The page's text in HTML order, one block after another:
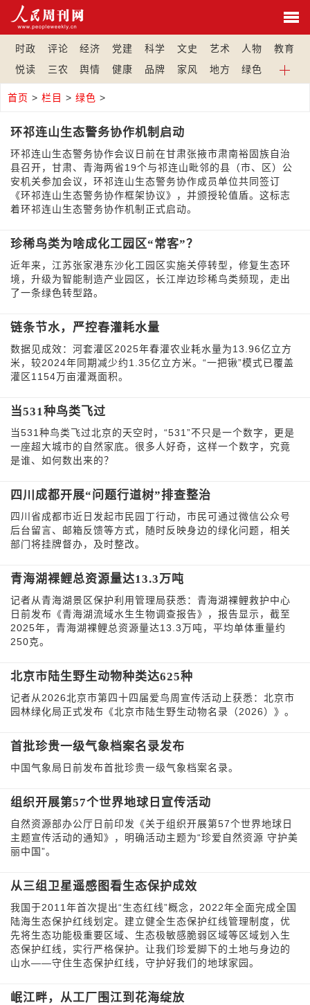
时政 评论 经济 党建 科学 文史 艺术 人物
教育
悦读
三农 舆情 健康 品牌 家风 地方 绿色
首页 > 栏目 > 绿色 >
环祁连山生态警务协作机制启动
环祁连山生态警务协作会议日前在甘肃张掖市肃南裕固族自治
县召开，甘肃、青海两省19个与祁连山毗邻的县（市、区）公
安机关参加会议，环祁连山生态警务协作成员单位共同签订
《环祁连山生态警务协作框架协议》，并颁授轮值盾。这标志
着环祁连山生态警务协作机制正式启动。
珍稀鸟类为啥成化工园区“常客”？
近年来，江苏张家港东沙化工园区实施关停转型，修复生态环
境，升级为智能制造产业园区，长江岸边珍稀鸟类频现，走出
了一条绿色转型路。
链条节水，严控春灌耗水量
数据见成效：河套灌区2025年春灌农业耗水量为13.96亿立方
米，较2024年同期减少约1.35亿立方米。“一把锹”模式已覆盖
灌区1154万亩灌溉面积。
当531种鸟类飞过
当531种鸟类飞过北京的天空时，“531”不只是一个数字，更是
一座超大城市的自然家底。很多人好奇，这样一个数字，究竟
是谁、如何数出来的？
四川成都开展“问题行道树”排查整治
四川省成都市近日发起市民园丁行动，市民可通过微信公众号
后台留言、邮箱反馈等方式，随时反映身边的绿化问题，相关
部门将挂牌督办，及时整改。
青海湖裸鲤总资源量达13.3万吨
记者从青海湖景区保护利用管理局获悉：青海湖裸鲤救护中心
日前发布《青海湖流域水生生物调查报告》，报告显示，截至
2025年，青海湖裸鲤总资源量达13.3万吨，平均单体重量约
250克。
北京市陆生野生动物种类达625种
记者从2026北京市第四十四届爱鸟周宣传活动上获悉：北京市
园林绿化局正式发布《北京市陆生野生动物名录（2026）》。
首批珍贵一级气象档案名录发布
中国气象局日前发布首批珍贵一级气象档案名录。
组织开展第57个世界地球日宣传活动
自然资源部办公厅日前印发《关于组织开展第57个世界地球日
主题宣传活动的通知》，明确活动主题为“珍爱自然资源 守护美
丽中国”。
从三组卫星遥感图看生态保护成效
我国于2011年首次提出“生态红线”概念，2022年全面完成全国
陆海生态保护红线划定。建立健全生态保护红线管理制度，优
先将生态功能极重要区域、生态极敏感脆弱区域等区域划入生
态保护红线，实行严格保护。让我们珍爱脚下的土地与身边的
山水——守住生态保护红线，守护好我们的地球家园。
岷江畔，从工厂围江到花海绽放